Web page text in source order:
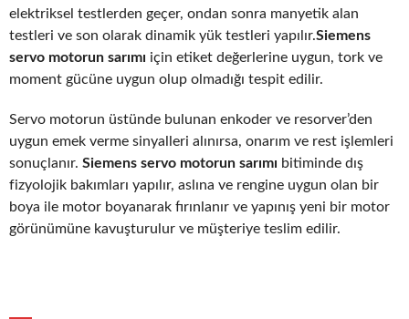
elektriksel testlerden geçer, ondan sonra manyetik alan
testleri ve son olarak dinamik yük testleri yapılır.Siemens
servo motorun sarımı için etiket değerlerine uygun, tork ve
moment gücüne uygun olup olmadığı tespit edilir.
Servo motorun üstünde bulunan enkoder ve resorver’den
uygun emek verme sinyalleri alınırsa, onarım ve rest işlemleri
sonuçlanır. Siemens servo motorun sarımı bitiminde dış
fizyolojik bakımları yapılır, aslına ve rengine uygun olan bir
boya ile motor boyanarak fırınlanır ve yapınış yeni bir motor
görünümüne kavuşturulur ve müşteriye teslim edilir.